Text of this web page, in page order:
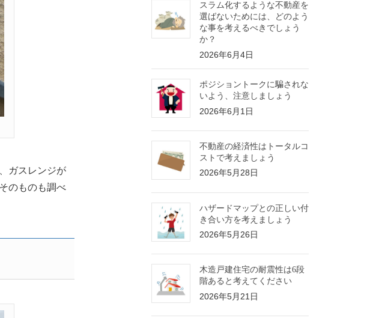
ガスレンジが
のものも調べ
スラム化するような不動産を
選ばないためには、どのよう
な事を考えるべきでしょう
か？
2026年6月4日
ポジショントークに騙されな
いよう、注意しましょう
2026年6月1日
不動産の経済性はトータルコ
ストで考えましょう
2026年5月28日
ハザードマップとの正しい付
き合い方を考えましょう
2026年5月26日
木造戸建住宅の耐震性は6段
階あると考えてください
2026年5月21日